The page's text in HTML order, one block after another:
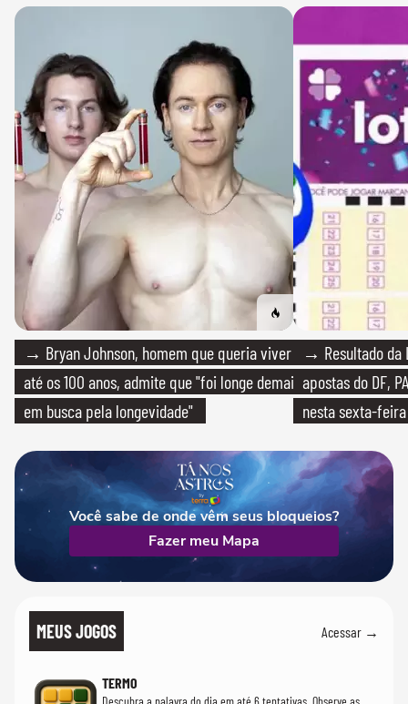
→ Bryan Johnson, homem que queria viver
até os 100 anos, admite que "foi longe demais
em busca pela longevidade"
→ Resultado da
apostas do DF,
nesta sexta-feira
Você sabe de onde vêm seus bloqueios?
Fazer meu Mapa
MEUS JOGOS Acessar →
TERMO
Descubra a palavra do dia em até 6 tentativas. Observe as